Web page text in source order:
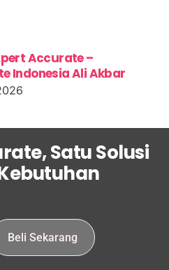
Accurate –
Indonesia Ali Akbar
Satu Solusi
Beli Sekarang